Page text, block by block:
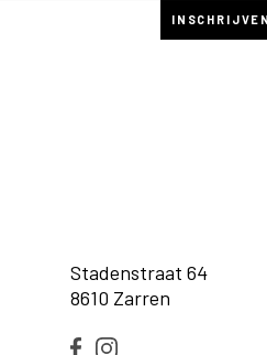
Stadenstraat 64
8610 Zarren